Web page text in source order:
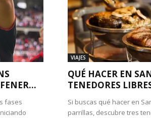
fases
VIAJES
QUÉ HACER EN
TENEDORES
Si buscas qué hacer en
parrillas, descubre tres